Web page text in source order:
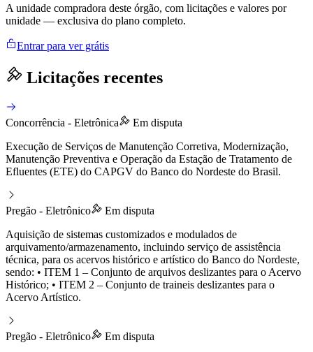
A unidade compradora deste órgão, com licitações e valores por
unidade — exclusiva do plano completo.
Entrar para ver grátis
Licitações recentes
Concorrência - Eletrônica
Em disputa
Execução de Serviços de Manutenção Corretiva, Modernização,
Manutenção Preventiva e Operação da Estação de Tratamento de
Efluentes (ETE) do CAPGV do Banco do Nordeste do Brasil.
Pregão - Eletrônico
Em disputa
Aquisição de sistemas customizados e modulados de
arquivamento/armazenamento, incluindo serviço de assistência
técnica, para os acervos histórico e artístico do Banco do Nordeste,
sendo: • ITEM 1 – Conjunto de arquivos deslizantes para o Acervo
Histórico; • ITEM 2 – Conjunto de traineis deslizantes para o
Acervo Artístico.
Pregão - Eletrônico
Em disputa